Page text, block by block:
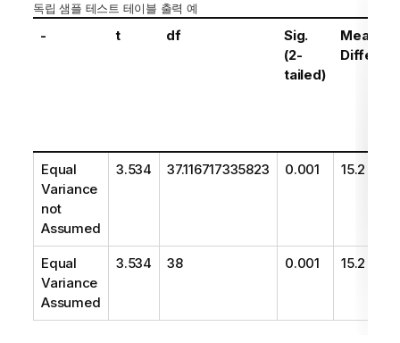
독립 샘플 테스트 테이블 출력 예
- t df
Sig.
(2-
tailed)
Mean
Equal
Variance
not
Assumed
3.534 37.116717335823 0.001 15.2
Equal
Variance
Assumed
3.534 38 0.001 15.2